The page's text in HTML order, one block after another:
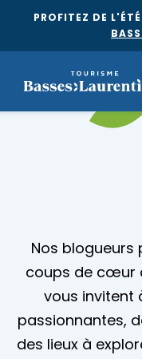
PROFITEZ DE
Festivals
Culture
Bases de
Location
Où manger
Érablières
Escapades
Nos blogueurs
coups de cœur
vous invitent
passionnantes,
des lieux à